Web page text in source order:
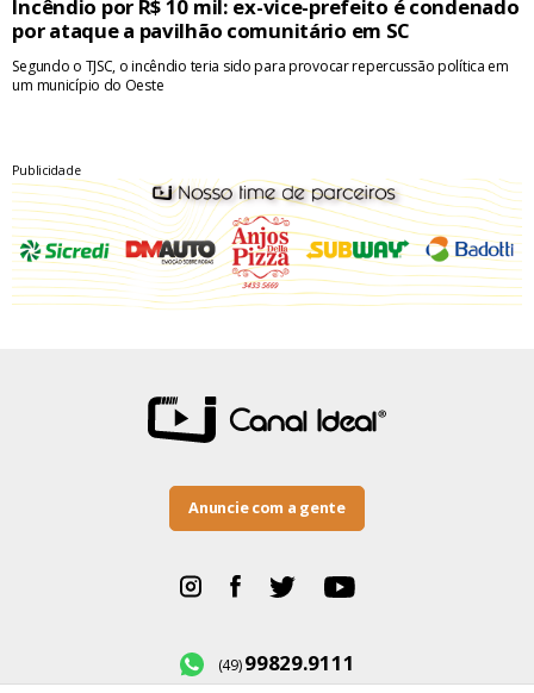
Incêndio por R$ 10 mil: ex-vice-prefeito é condenado
por ataque a pavilhão comunitário em SC
Segundo o TJSC, o incêndio teria sido para provocar repercussão política em
um município do Oeste
Publicidade
Anuncie com a gente
(49)99829.9111